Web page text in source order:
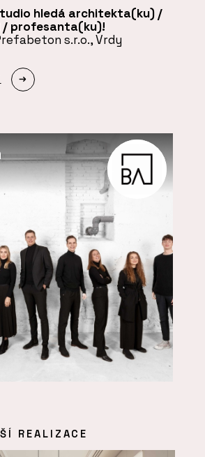
Studio hledá architekta(ku) /
profesanta(ku)!
s.r.o., Vrdy
REALIZACE